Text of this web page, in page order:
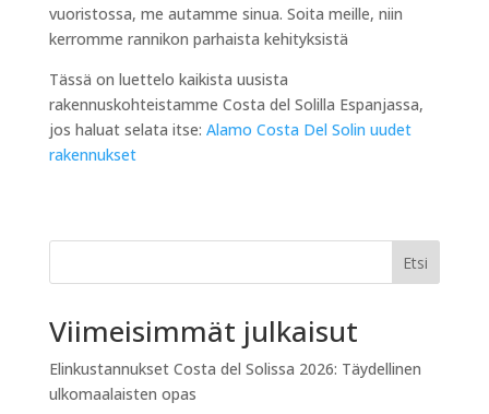
vuoristossa, me autamme sinua. Soita meille, niin
kerromme rannikon parhaista kehityksistä
Tässä on luettelo kaikista uusista
rakennuskohteistamme Costa del Solilla Espanjassa,
jos haluat selata itse: Alamo Costa Del Solin uudet
rakennukset
Etsi
Viimeisimmät julkaisut
Elinkustannukset Costa del Solissa 2026: Täydellinen
ulkomaalaisten opas